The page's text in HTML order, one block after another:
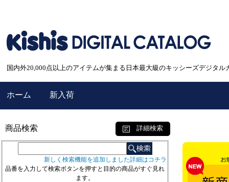
国内外20,000点以上のアイテムが集まる日本最大級のキッシーズデジタル
ホーム 新入荷
商品検索 詳細検索
新しく検索機能を追加しました詳細はコチラ
品番を入力して検索ボタンを押すと目的の商品がすぐ見れ
ます。